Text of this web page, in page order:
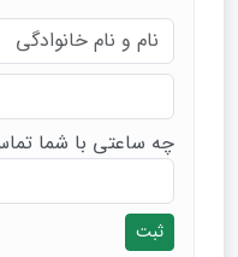
چه ساعتی با شما
ثبت